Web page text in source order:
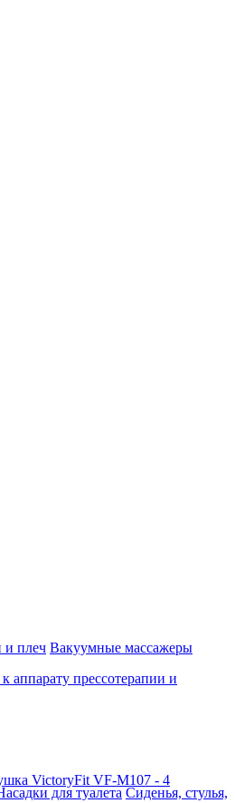
и плеч Вакуумные массажеры
аппарату прессотерапии и
для туалета Сиденья, стулья,